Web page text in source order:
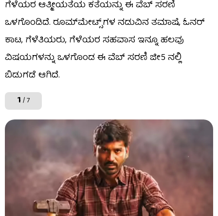
ಗೆಳೆಯರ ಆತ್ಮೀಯತೆಯ ಕತೆಯನ್ನು ಈ ವೆಬ್ ಸರಣಿ
ಒಳಗೊಂಡಿದೆ. ರೂಮ್​​ಮೇಟ್ಸ್​​ಗಳ ನಡುವಿನ ತಮಾಷೆ, ಓನರ್
ಕಾಟ, ಗೆಳೆತಿಯರು, ಗೆಳೆಯರ ಸಹವಾಸ ಇನ್ನೂ ಹಲವು
ವಿಷಯಗಳನ್ನು ಒಳಗೊಂಡ ಈ ವೆಬ್ ಸರಣಿ ಜೀ5 ನಲ್ಲಿ
ಬಿಡುಗಡೆ ಆಗಿದೆ.
1 / 7